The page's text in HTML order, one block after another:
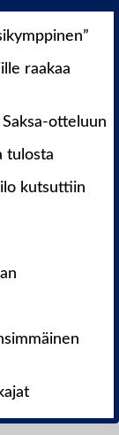
raakaa
otteluun
tulosta
kutsuttiin